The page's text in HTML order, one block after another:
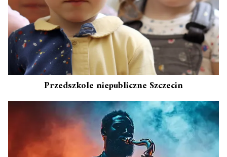
Przedszkole niepubliczne Szczecin